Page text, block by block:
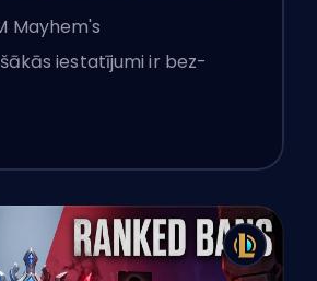
Mayhem's
iestatījumi ir bez-